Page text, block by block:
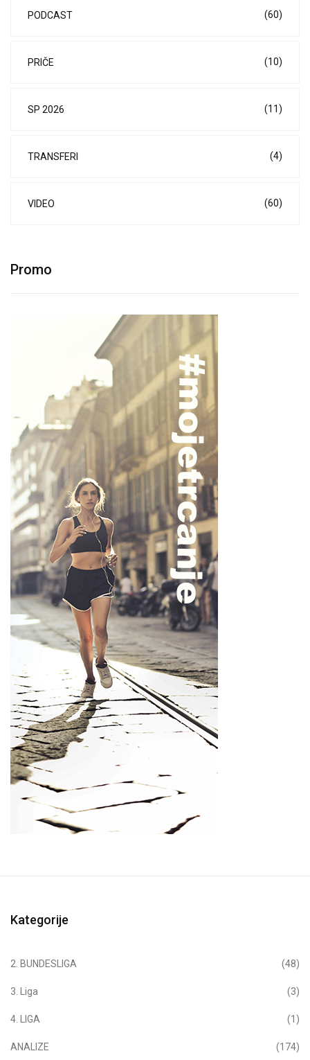
PODCAST (60)
PRIČE (10)
SP 2026 (11)
TRANSFERI (4)
VIDEO (60)
Promo
Kategorije
2. BUNDESLIGA (48)
3. Liga (3)
4. LIGA (1)
ANALIZE (174)